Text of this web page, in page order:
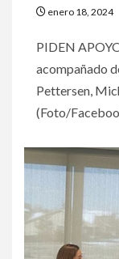
enero 18, 2024
PIDEN
acompañado
Pettersen,
(Foto/